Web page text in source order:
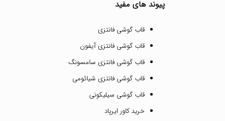
پیوند های مفید
قاب گوشی فانتزی
قاب گوشی فانتزی آیفون
قاب گوشی فانتزی سامسونگ
قاب گوشی فانتزی شیائومی
قاب گوشی سیلیکونی
خرید کاور ایرپاد